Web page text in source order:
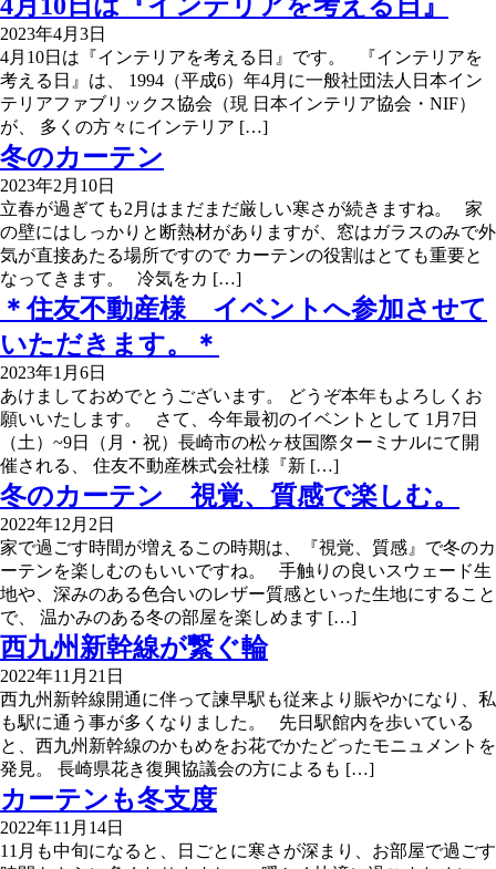
2023年4月3日
4月10日は『インテリアを考える日』です。 『インテリアを
考える日』は、 1994（平成6）年4月に一般社団法人日本イン
テリアファブリックス協会（現 日本インテリア協会・NIF）
が、 多くの方々にインテリア […]
冬のカーテン
2023年2月10日
立春が過ぎても2月はまだまだ厳しい寒さが続きますね。 家
の壁にはしっかりと断熱材がありますが、窓はガラスのみで外
気が直接あたる場所ですので カーテンの役割はとても重要と
なってきます。 冷気をカ […]
＊住友不動産様 イベントへ参加させて
いただきます。＊
2023年1月6日
あけましておめでとうございます。 どうぞ本年もよろしくお
願いいたします。 さて、今年最初のイベントとして 1月7日
（土）~9日（月・祝）長崎市の松ヶ枝国際ターミナルにて開
催される、 住友不動産株式会社様『新 […]
冬のカーテン 視覚、質感で楽しむ。
2022年12月2日
家で過ごす時間が増えるこの時期は、『視覚、質感』で冬のカ
ーテンを楽しむのもいいですね。 手触りの良いスウェード生
地や、深みのある色合いのレザー質感といった生地にすること
で、 温かみのある冬の部屋を楽しめます […]
西九州新幹線が繋ぐ輪
2022年11月21日
西九州新幹線開通に伴って諫早駅も従来より賑やかになり、私
も駅に通う事が多くなりました。 先日駅館内を歩いている
と、西九州新幹線のかもめをお花でかたどったモニュメントを
発見。 長崎県花き復興協議会の方によるも […]
カーテンも冬支度
2022年11月14日
11月も中旬になると、日ごとに寒さが深まり、お部屋で過ごす